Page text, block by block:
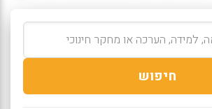
חיפוש